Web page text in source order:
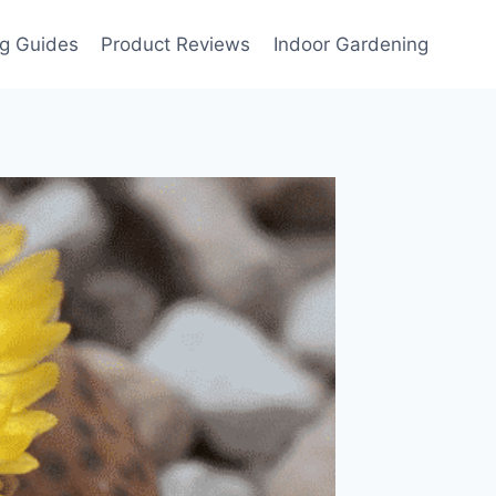
Guides Product Reviews Indoor Gardening